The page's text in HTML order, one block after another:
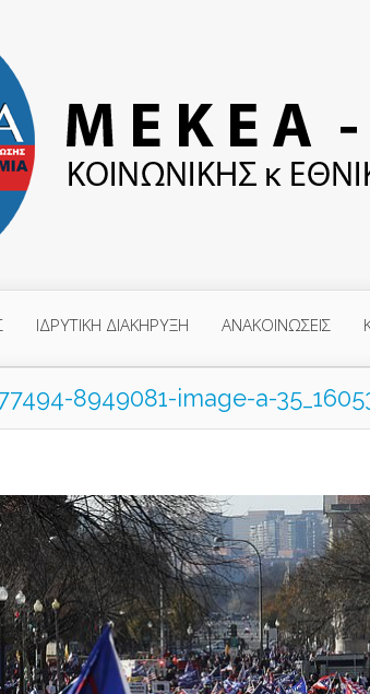
ΙΔΡΥΤΙΚΗ ΔΙΑΚΗΡΥΞΗ ΑΝΑΚΟΙΝΩΣΕΙΣ
8949081-image-a-